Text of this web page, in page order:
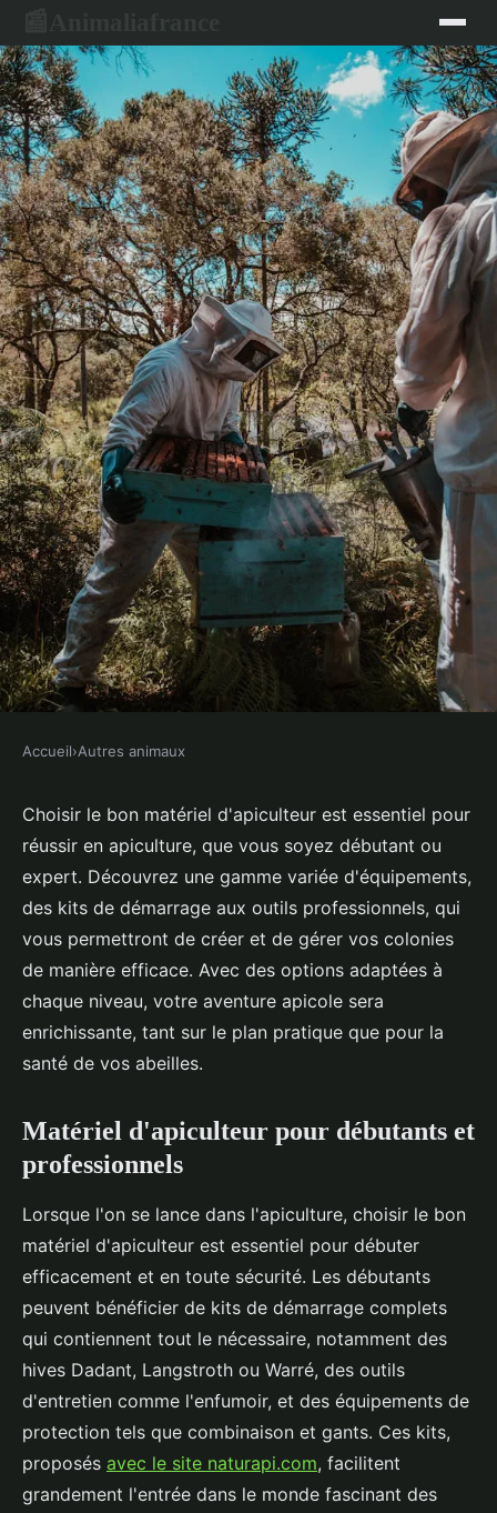
Matériel d'apiculteur : tout pour
débuter ou se perfectionner
Tiago•25 avril 2025•3 min de lecture
Accueil›Autres animaux
Choisir le bon matériel d'apiculteur est essentiel pour
réussir en apiculture, que vous soyez débutant ou
expert. Découvrez une gamme variée d'équipements,
des kits de démarrage aux outils professionnels, qui
vous permettront de créer et de gérer vos colonies
de manière efficace. Avec des options adaptées à
chaque niveau, votre aventure apicole sera
enrichissante, tant sur le plan pratique que pour la
santé de vos abeilles.
Matériel d'apiculteur pour débutants et
professionnels
Lorsque l'on se lance dans l'apiculture, choisir le bon
matériel d'apiculteur est essentiel pour débuter
efficacement et en toute sécurité. Les débutants
peuvent bénéficier de kits de démarrage complets
qui contiennent tout le nécessaire, notamment des
hives Dadant, Langstroth ou Warré, des outils
d'entretien comme l'enfumoir, et des équipements de
protection tels que combinaison et gants. Ces kits,
proposés avec le site naturapi.com, facilitent
grandement l'entrée dans le monde fascinant des